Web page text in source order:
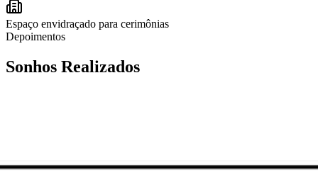
Espaço envidraçado para cerimônias
Depoimentos
Sonhos Realizados